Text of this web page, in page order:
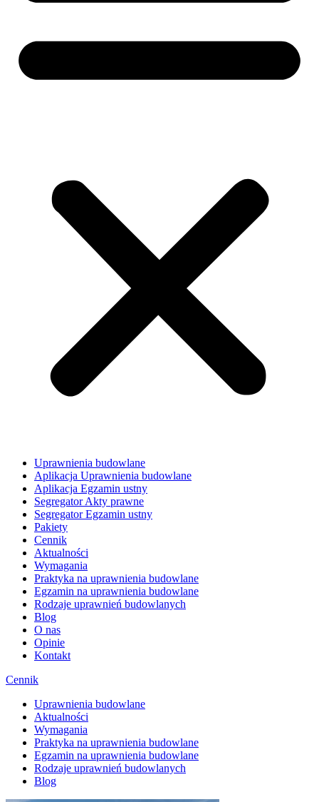
Uprawnienia budowlane
Aplikacja Uprawnienia budowlane
Aplikacja Egzamin ustny
Segregator Akty prawne
Segregator Egzamin ustny
Pakiety
Cennik
Aktualności
Wymagania
Praktyka na uprawnienia budowlane
Egzamin na uprawnienia budowlane
Rodzaje uprawnień budowlanych
Blog
O nas
Opinie
Kontakt
Cennik
Uprawnienia budowlane
Aktualności
Wymagania
Praktyka na uprawnienia budowlane
Egzamin na uprawnienia budowlane
Rodzaje uprawnień budowlanych
Blog